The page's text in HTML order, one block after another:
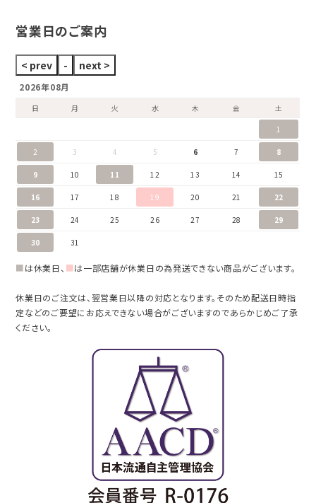
営業日のご案内
2026年08月
日 月 火 水 木 金
土
1
2 3 4 5 6 7 8
9 10 11 12 13 14 15
16 17 18 19 20 21 22
23 24 25 26 27 28 29
30 31
■は休業日、 ■は一部店舗が休業日の為発送できない商品がございます。
休業日のご注文は、翌営業日以降の対応となります。そのため配送日時指
定などのご要望にお応えできない場合がございますのであらかじめご了承
ください。